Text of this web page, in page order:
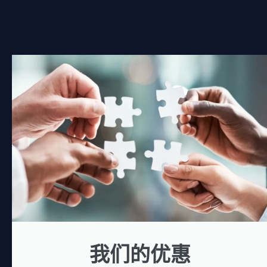
我们的优惠